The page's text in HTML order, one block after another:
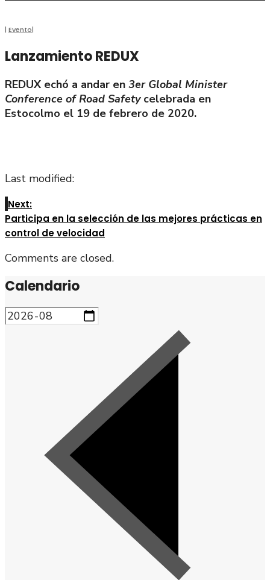
| Evento|
Lanzamiento REDUX
REDUX echó a andar en 3er Global Minister
Conference of Road Safetycelebrada en
Estocolmo el 19 de febrero de 2020.
Last modified:
Next:
Participa en la selección de las mejores prácticas en
control de velocidad
Comments are closed.
Calendario